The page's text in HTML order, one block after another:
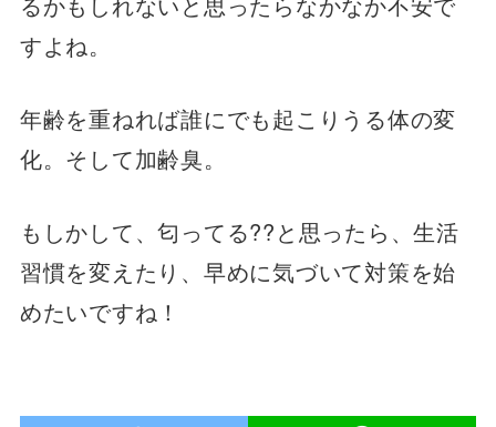
すよね。
年齢を重ねれば誰にでも起こりうる体の変
化。そして加齢臭。
もしかして、匂ってる??と思ったら、生活
習慣を変えたり、早めに気づいて対策を始
めたいですね！